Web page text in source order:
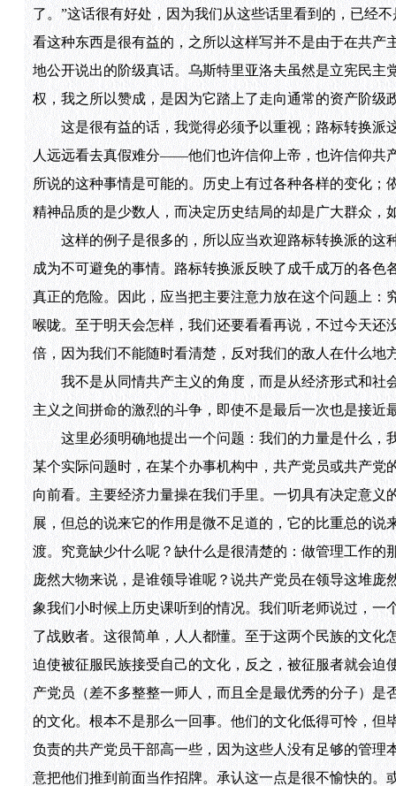
了。”这话很有好处，因为我们从这些话里看到的，已经
看这种东西是很有益的，之所以这样写并不是由于在共
地公开说出的阶级真话。乌斯特里亚洛夫虽然是立宪民
权，我之所以赞成，是因为它踏上了走向通常的资产阶级
这是很有益的话，我觉得必须予以重视；路标转换派
人远远看去真假难分——他们也许信仰上帝，也许信仰共
所说的这种事情是可能的。历史上有过各种各样的变化
精神品质的是少数人，而决定历史结局的却是广大群众
这样的例子是很多的，所以应当欢迎路标转换派的这
成为不可避免的事情。路标转换派反映了成千成万的各
真正的危险。因此，应当把主要注意力放在这个问题上
喉咙。至于明天会怎样，我们还要看看再说，不过今天
倍，因为我们不能随时看清楚，反对我们的敌人在什么地
我不是从同情共产主义的角度，而是从经济形式和社
主义之间拼命的激烈的斗争，即使不是最后一次也是接近
这里必须明确地提出一个问题：我们的力量是什么，
某个实际问题时，在某个办事机构中，共产党员或共产
向前看。主要经济力量操在我们手里。一切具有决定意
展，但总的说来它的作用是微不足道的，它的比重总的
渡。究竟缺少什么呢？缺什么是很清楚的：做管理工作的
庞然大物来说，是谁领导谁呢？说共产党员在领导这堆
象我们小时候上历史课听到的情况。我们听老师说过，
了战败者。这很简单，人人都懂。至于这两个民族的文
迫使被征服民族接受自己的文化，反之，被征服者就会迫
产党员（差不多整整一师人，而且全是最优秀的分子）
的文化。根本不是那么一回事。他们的文化低得可怜，
负责的共产党员干部高一些，因为这些人没有足够的管
意把他们推到前面当作招牌。承认这一点是很不愉快的